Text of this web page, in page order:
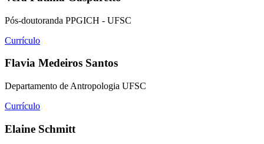
Pós-doutoranda PPGICH - UFSC
Currículo
Flavia Medeiros Santos
Departamento de Antropologia UFSC
Currículo
Elaine Schmitt